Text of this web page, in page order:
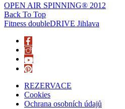
OPEN AIR SPINNING® 2012
Back To Top
Fitness doubleDRIVE Jihlava
REZERVACE
Cookies
Ochrana osobních údajů